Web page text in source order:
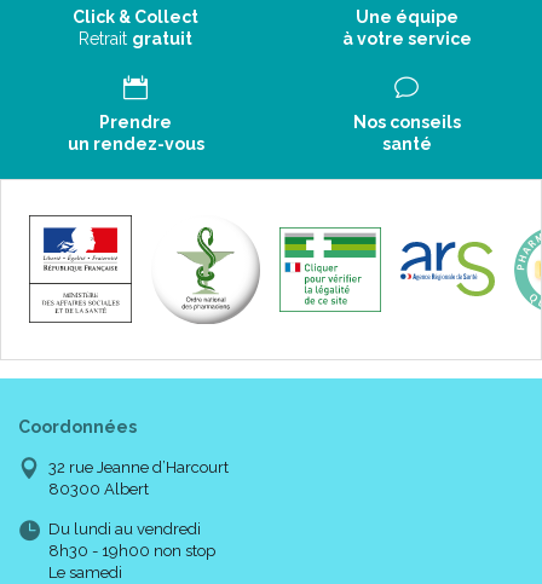
Click & Collect
Retrait gratuit
Une équipe
à votre service
Prendre
un rendez-vous
Nos conseils
santé
Coordonnées
32 rue Jeanne d’Harcourt
80300 Albert
Du lundi au vendredi
8h30 - 19h00 non stop
Le samedi